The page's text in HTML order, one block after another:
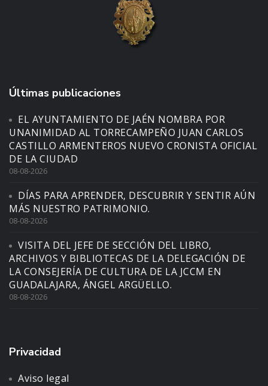
Últimas publicaciones
EL AYUNTAMIENTO DE JAÉN NOMBRA POR
UNANIMIDAD AL TORRECAMPEÑO JUAN CARLOS
CASTILLO ARMENTEROS NUEVO CRONISTA OFICIAL
DE LA CIUDAD
08-08-2026
DÍAS PARA APRENDER, DESCUBRIR Y SENTIR AÚN
MÁS NUESTRO PATRIMONIO.
08-08-2026
VISITA DEL JEFE DE SECCIÓN DEL LIBRO,
ARCHIVOS Y BIBLIOTECAS DE LA DELEGACIÓN DE
LA CONSEJERÍA DE CULTURA DE LA JCCM EN
GUADALAJARA, ÁNGEL ARGÜELLO.
08-08-2026
Privacidad
Aviso legal